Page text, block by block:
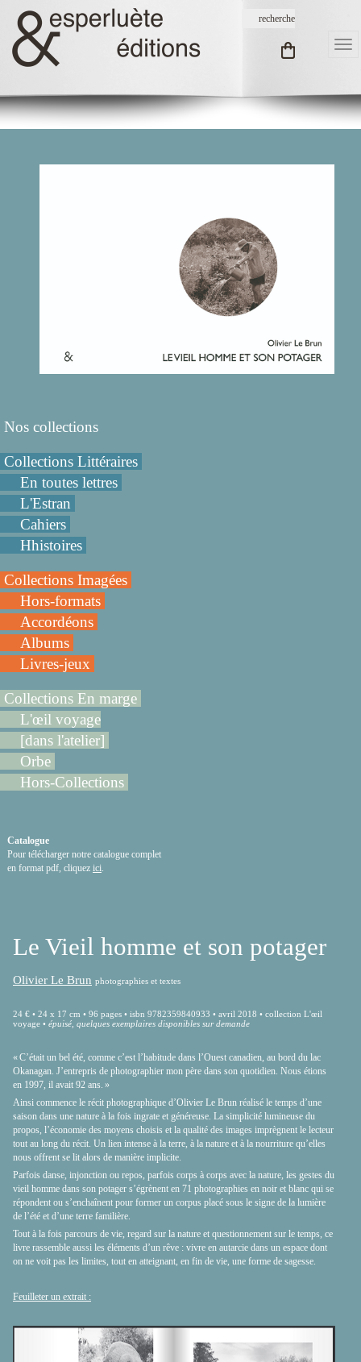
Nos collections
Collections Littéraires
En toutes lettres
L'Estran
Cahiers
Hhistoires
Collections Imagées
Hors-formats
Accordéons
Albums
Livres-jeux
Collections En marge
L'œil voyage
[dans l'atelier]
Orbe
Hors-Collections
Catalogue
Pour télécharger notre catalogue complet
en format pdf, cliquez ici
Le Vieil homme et son potager
Olivier Le Brun photographies et textes
24 € • 24 x 17 cm • 96 pages • isbn 9782359840933 • avril 2018 • collection L'œil
voyage • épuisé, quelques exemplaires disponibles sur demande
« C’était un bel été, comme c’est l’habitude dans l’Ouest canadien, au bord du lac
Okanagan. J’entrepris de photographier mon père dans son quotidien. Nous étions
en 1997, il avait 92 ans. »
Ainsi commence le récit photographique d’Olivier Le Brun réalisé le temps d’une
saison dans une nature à la fois ingrate et généreuse. La simplicité lumineuse du
propos, l’économie des moyens choisis et la qualité des images imprègnent le lecteur
tout au long du récit. Un lien intense à la terre, à la nature et à la nourriture qu’elles
nous offrent se lit alors de manière implicite.
Parfois danse, injonction ou repos, parfois corps à corps avec la nature, les gestes du
vieil homme dans son potager s’égrènent en 71 photographies en noir et blanc qui se
répondent ou s’enchaînent pour former un corpus placé sous le signe de la lumière
de l’été et d’une terre familière.
Tout à la fois parcours de vie, regard sur la nature et questionnement sur le temps, ce
livre rassemble aussi les éléments d’un rêve : vivre en autarcie dans un espace dont
on ne voit pas les limites, tout en atteignant, en fin de vie, une forme de sagesse.
Feuilleter un extrait :